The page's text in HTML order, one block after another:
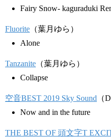
Fairy Snow- kaguraduki
Fluorite （葉月ゆら）
Alone
Tanzanite （葉月ゆら）
Collapse
空音BEST 2019 Sky Sound （
Now and in the future
THE BEST OF 頭文字T